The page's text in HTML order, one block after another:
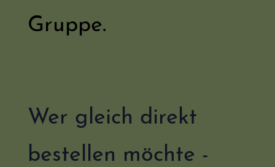
Gruppe.
Wer gleich direkt
bestellen möchte -